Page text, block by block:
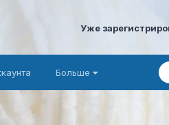
Уже
Больше